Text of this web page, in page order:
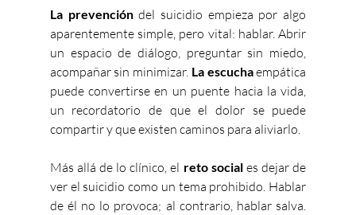
La prevención del suicidio empieza por algo
aparentemente simple, pero vital: hablar. Abrir
un espacio de diálogo, preguntar sin miedo,
acompañar sin minimizar. La escucha empática
puede convertirse en un puente hacia la vida,
un recordatorio de que el dolor se puede
compartir y que existen caminos para aliviarlo.
Más allá de lo clínico, el reto social es dejar de
ver el suicidio como un tema prohibido. Hablar
de él no lo provoca; al contrario, hablar salva.